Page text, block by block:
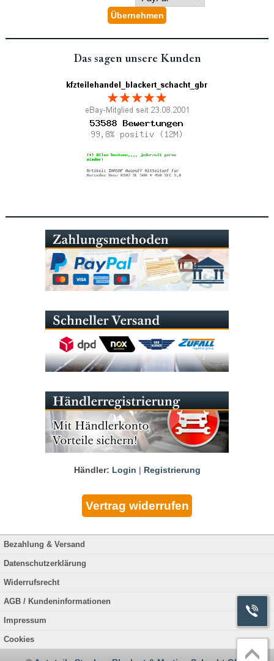
Das sagen unsere Kunden
Händler: Login | Registrierung
Bezahlung & Versand
Datenschutzerklärung
Widerrufsrecht
AGB / Kundeninformationen
Impressum
Cookies